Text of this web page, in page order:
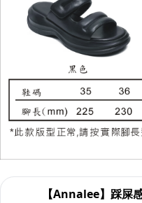
【Annalee】踩屎